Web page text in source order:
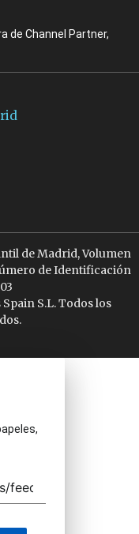
de Channel Partner,
de Madrid, Volumen
de Identificación
S.L. Todos los